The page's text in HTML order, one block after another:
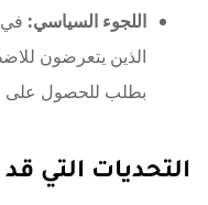
اللجوء السياسي: في
الذين يتعرضون
بطلب للحصول على
التحديات التي